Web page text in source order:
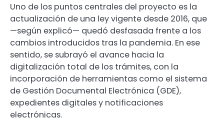
Uno de los puntos centrales del proyecto es la
actualización de una ley vigente desde 2016, que
—según explicó— quedó desfasada frente a los
cambios introducidos tras la pandemia. En ese
sentido, se subrayó el avance hacia la
digitalización total de los trámites, con la
incorporación de herramientas como el sistema
de Gestión Documental Electrónica (GDE),
expedientes digitales y notificaciones
electrónicas.